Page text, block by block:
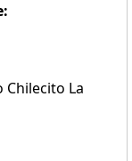
Chilecito La